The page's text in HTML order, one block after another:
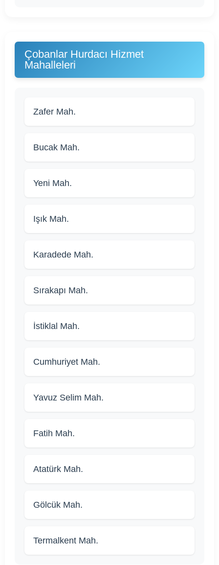
Çobanlar Hurdacı Hizmet
Mahalleleri
Zafer Mah.
Bucak Mah.
Yeni Mah.
Işık Mah.
Karadede Mah.
Sırakapı Mah.
İstiklal Mah.
Cumhuriyet Mah.
Yavuz Selim Mah.
Fatih Mah.
Atatürk Mah.
Gölcük Mah.
Termalkent Mah.